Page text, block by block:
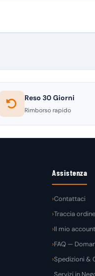
Reso 30 Giorni
Rimborso rapido
Assistenza
Contattaci
Traccia
Il mio
FAQ —
Spedizioni &
Servizi in